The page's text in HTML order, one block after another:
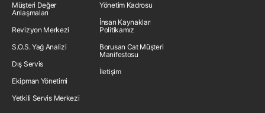
Müşteri Değer
Anlaşmaları
Revizyon Merkezi
S.O.S. Yağ Analizi
Dış Servis
Ekipman Yönetimi
Yetkili Servis Merkezi
Yönetim Kadrosu
İnsan Kaynakları
Politikamız
Borusan Cat Müşteri
Manifestosu
İletişim